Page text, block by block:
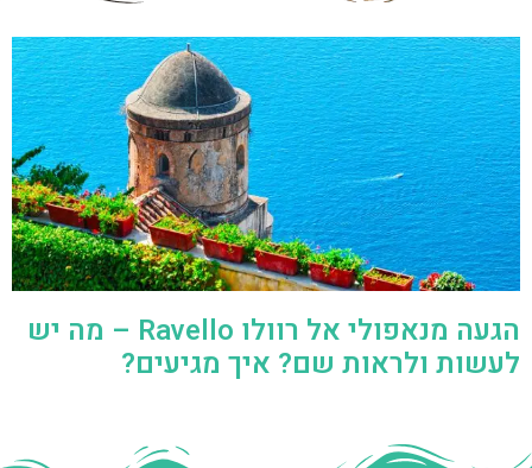
הגעה מנאפולי אל רוולו Ravello – מה יש
לעשות ולראות שם? איך מגיעים?